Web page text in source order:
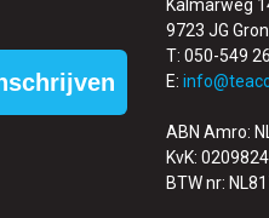
Kalmarweg
9723 JG
T: 050-549
E:
ABN Amro:
KvK:
BTW nr: